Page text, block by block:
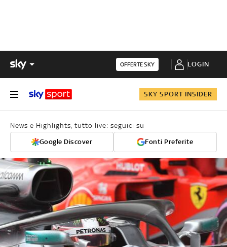
OFFERTE SKY LOGIN
SKY SPORT INSIDER
News e Highlights, tutto live: seguici su
Google Discover Fonti Preferite